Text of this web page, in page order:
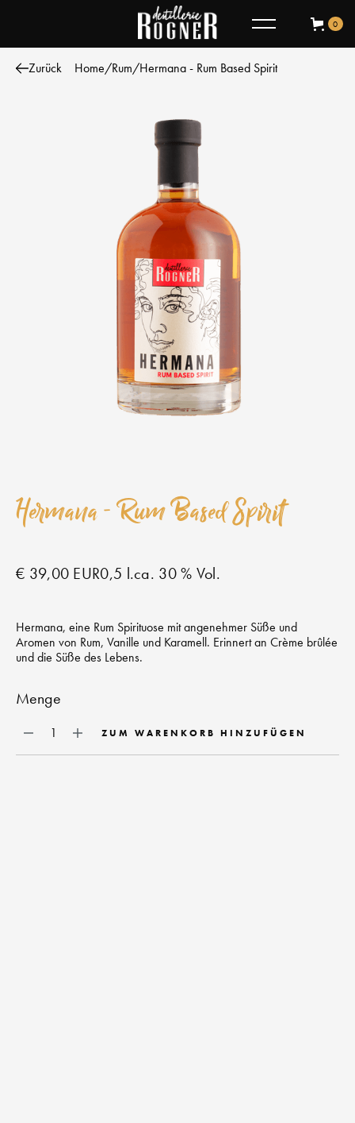
0
Zurück Home/Rum/Hermana - Rum Based Spirit
Hermana - Rum Based Spirit
€ 39,00 EUR0,5 l.ca. 30 % Vol.
Hermana, eine Rum Spirituose mit angenehmer Süße und
Aromen von Rum, Vanille und Karamell. Erinnert an Crème brûlée
und die Süße des Lebens.
Menge